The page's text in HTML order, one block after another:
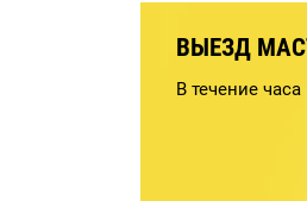
ВЫЕЗД
В течение часа